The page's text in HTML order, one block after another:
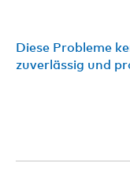
Diese Probleme
zuverlässig und